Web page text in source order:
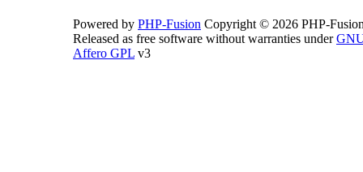
Powered by PHP-Fusion Copyright © 2026 PHP-
Released as free software without warranties under
Affero GPL v3